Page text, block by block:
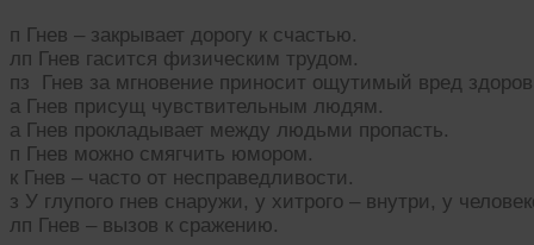
п Гнев – закрывает дорогу к счастью.
лп Гнев гасится физическим трудом.
пз Гнев за мгновение приносит ощутимый вред
а Гнев присущ чувствительным людям.
а Гнев прокладывает между людьми пропасть.
п Гнев можно смягчить юмором.
к Гнев – часто от несправедливости.
з У глупого гнев снаружи, у хитрого – внутри, у
лп Гнев – вызов к сражению.